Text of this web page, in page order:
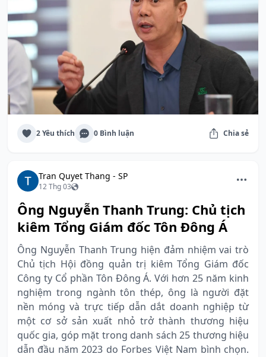
2 Yêu thích 0 Bình luận Chia sẻ
Tran Quyet Thang - SP
12 Thg 03
Ông Nguyễn Thanh Trung: Chủ tịch
kiêm Tổng Giám đốc Tôn Đông Á
Ông Nguyễn Thanh Trung hiện đảm nhiệm vai trò
Chủ tịch Hội đồng quản trị kiêm Tổng Giám đốc
Công ty Cổ phần Tôn Đông Á. Với hơn 25 năm kinh
nghiệm trong ngành tôn thép, ông là người đặt
nền móng và trực tiếp dẫn dắt doanh nghiệp từ
một cơ sở sản xuất nhỏ trở thành thương hiệu
quốc gia, góp mặt trong danh sách 25 thương hiệu
dẫn đầu năm 2023 do Forbes Việt Nam bình chọn.